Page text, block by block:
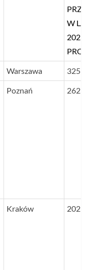
W
Warszawa 3253
Poznań 2629
Kraków 2023